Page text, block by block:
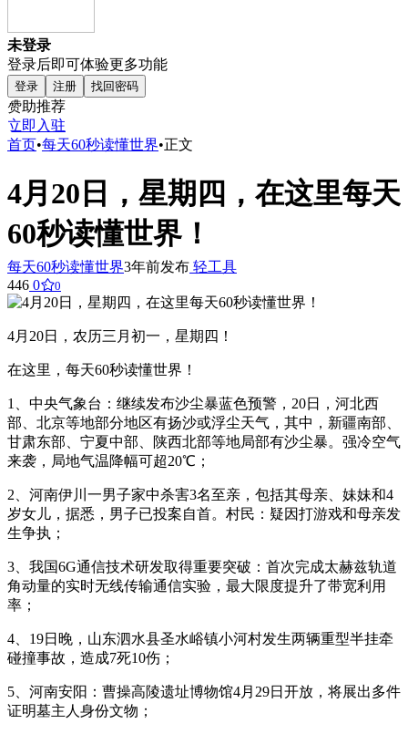
未登录
登录后即可体验更多功能
登录 注册 找回密码
赞助推荐
立即入驻
首页•每天60秒读懂世界•正文
4月20日，星期四，在这里每天
60秒读懂世界！
每天60秒读懂世界3年前发布 轻工具
446 0 0
4月20日，农历三月初一，星期四！
在这里，每天60秒读懂世界！
1、中央气象台：继续发布沙尘暴蓝色预警，20日，河北西
部、北京等地部分地区有扬沙或浮尘天气，其中，新疆南部、
甘肃东部、宁夏中部、陕西北部等地局部有沙尘暴。强冷空气
来袭，局地气温降幅可超20℃；
2、河南伊川一男子家中杀害3名至亲，包括其母亲、妹妹和4
岁女儿，据悉，男子已投案自首。村民：疑因打游戏和母亲发
生争执；
3、我国6G通信技术研发取得重要突破：首次完成太赫兹轨道
角动量的实时无线传输通信实验，最大限度提升了带宽利用
率；
4、19日晚，山东泗水县圣水峪镇小河村发生两辆重型半挂牵
碰撞事故，造成7死10伤；
5、河南安阳：曹操高陵遗址博物馆4月29日开放，将展出多件
证明墓主人身份文物；